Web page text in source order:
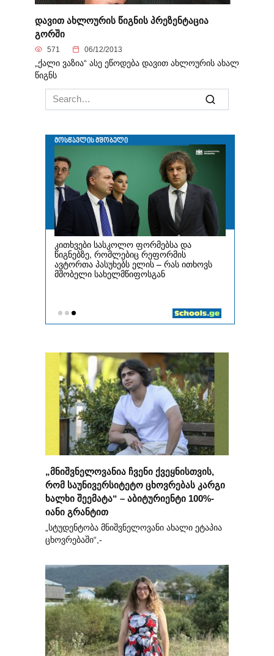
დავით ახლოურის წიგნის პრეზენტაცია
გორში
571 06/12/2013
„ქალი ვაზია“ ასე ეწოდება დავით ახლოურის ახალ
წიგნს
Search
for:
„მნიშვნელოვანია ჩვენი ქვეყნისთვის,
რომ საუნივერსიტეტო ცხოვრებას კარგი
ხალხი შეემატა“ – აბიტურიენტი 100%-
იანი გრანტით
„სტუდენტობა მნიშვნელოვანი ახალი ეტაპია
ცხოვრებაში“,-